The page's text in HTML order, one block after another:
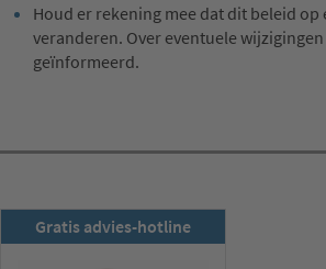
Houd er rekening mee dat dit beleid op
veranderen. Over eventuele
geïnformeerd.
Gratis advies-hotline